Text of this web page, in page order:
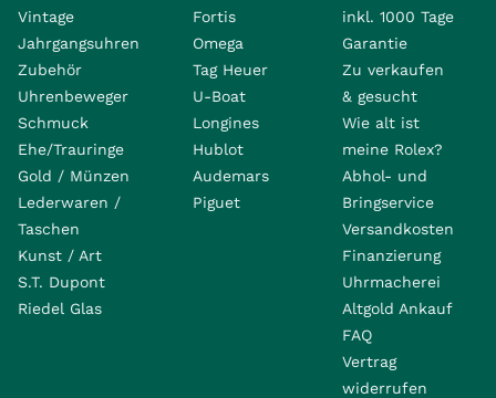
Vintage
Jahrgangsuhren
Zubehör
Uhrenbeweger
Schmuck
Ehe/Trauringe
Gold / Münzen
Lederwaren /
Taschen
Kunst / Art
S.T. Dupont
Riedel Glas
Fortis
Omega
Tag Heuer
U-Boat
Longines
Hublot
Audemars
Piguet
inkl. 1000 Tage
Garantie
Zu verkaufen
& gesucht
Wie alt ist
meine Rolex?
Abhol- und
Bringservice
Versandkosten
Finanzierung
Uhrmacherei
Altgold Ankauf
FAQ
Vertrag
widerrufen